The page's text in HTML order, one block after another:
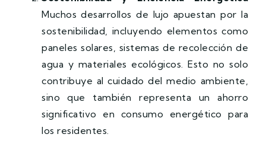
Muchos desarrollos de lujo apuestan por la
sostenibilidad, incluyendo elementos como
paneles solares, sistemas de recolección de
agua y materiales ecológicos. Esto no solo
contribuye al cuidado del medio ambiente,
sino que también representa un ahorro
significativo en consumo energético para
los residentes.